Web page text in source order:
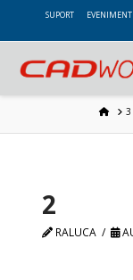
SUPORT
2
RALUCA